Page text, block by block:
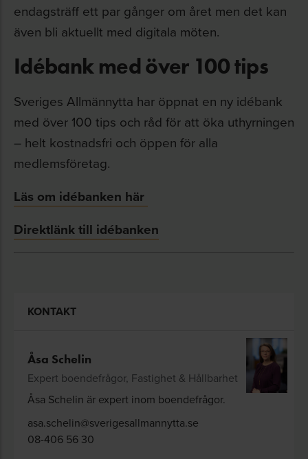
endagsträff ett par gånger om året men det kan
även bli aktuellt med digitala möten.
Idébank med över 100 tips
Sveriges Allmännytta har öppnat en ny idébank
med över 100 tips och råd för att öka uthyrningen
– helt kostnadsfri och öppen för alla
medlemsföretag.
Läs om idébanken här
Direktlänk till idébanken
KONTAKT
Åsa Schelin
Expert boendefrågor, Fastighet & Hållbarhet
Åsa Schelin är expert inom boendefrågor.
asa.schelin@sverigesallmannytta.se
08-406 56 30